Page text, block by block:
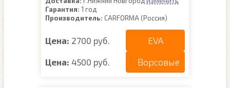
Гарантия: 1 год
Производитель: CARFORMA (Россия)
Цена: 2700 руб. EVA
Цена: 4500 руб. Ворсовые